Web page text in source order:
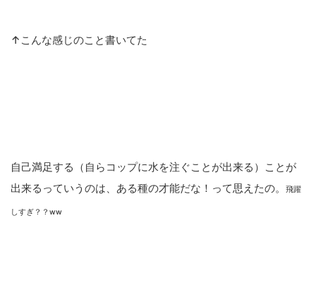
↑こんな感じのこと書いてた
自己満足する（自らコップに水を注ぐことが出来る）ことが
出来るっていうのは、ある種の才能だな！って思えたの。
飛躍
しすぎ？？ww